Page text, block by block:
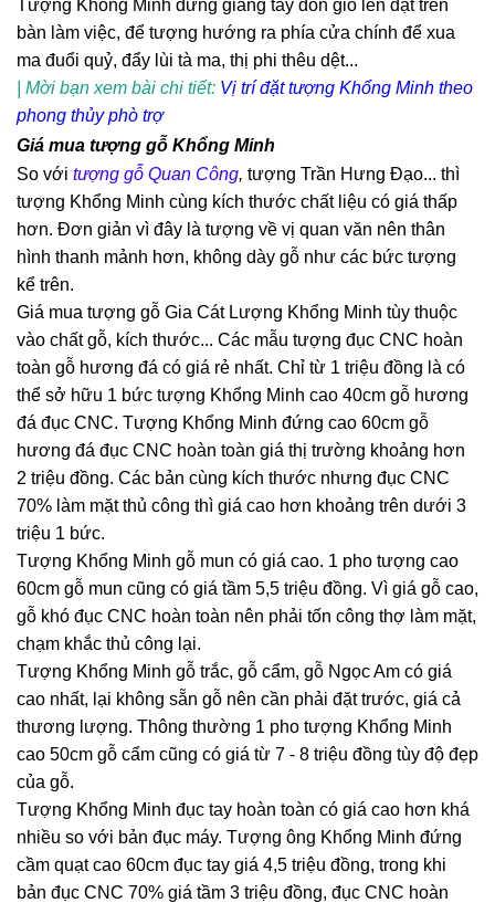
Tượng Khổng Minh đứng giang tay đón gió lên đặt trên
bàn làm việc, để tượng hướng ra phía cửa chính để xua
ma đuổi quỷ, đẩy lùi tà ma, thị phi thêu dệt...
| Mời bạn xem bài chi tiết: Vị trí đặt tượng Khổng Minh theo
phong thủy phò trợ
Giá mua tượng gỗ Khổng Minh
So với tượng gỗ Quan Công, tượng Trần Hưng Đạo... thì
tượng Khổng Minh cùng kích thước chất liệu có giá thấp
hơn. Đơn giản vì đây là tượng về vị quan văn nên thân
hình thanh mảnh hơn, không dày gỗ như các bức tượng
kể trên.
Giá mua tượng gỗ Gia Cát Lượng Khổng Minh tùy thuộc
vào chất gỗ, kích thước... Các mẫu tượng đục CNC hoàn
toàn gỗ hương đá có giá rẻ nhất. Chỉ từ 1 triệu đồng là có
thể sở hữu 1 bức tượng Khổng Minh cao 40cm gỗ hương
đá đục CNC. Tượng Khổng Minh đứng cao 60cm gỗ
hương đá đục CNC hoàn toàn giá thị trường khoảng hơn
2 triệu đồng. Các bản cùng kích thước nhưng đục CNC
70% làm mặt thủ công thì giá cao hơn khoảng trên dưới 3
triệu 1 bức.
Tượng Khổng Minh gỗ mun có giá cao. 1 pho tượng cao
60cm gỗ mun cũng có giá tầm 5,5 triệu đồng. Vì giá gỗ cao,
gỗ khó đục CNC hoàn toàn nên phải tốn công thợ làm mặt,
chạm khắc thủ công lại.
Tượng Khổng Minh gỗ trắc, gỗ cẩm, gỗ Ngọc Am có giá
cao nhất, lại không sẵn gỗ nên cần phải đặt trước, giá cả
thương lượng. Thông thường 1 pho tượng Khổng Minh
cao 50cm gỗ cẩm cũng có giá từ 7 - 8 triệu đồng tùy độ đẹp
của gỗ.
Tượng Khổng Minh đục tay hoàn toàn có giá cao hơn khá
nhiều so với bản đục máy. Tượng ông Khổng Minh đứng
cầm quạt cao 60cm đục tay giá 4,5 triệu đồng, trong khi
bản đục CNC 70% giá tầm 3 triệu đồng, đục CNC hoàn